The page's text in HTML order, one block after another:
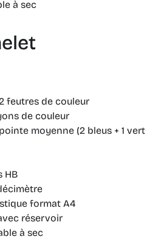
à sec
feutres de couleur
de couleur
moyenne (2 bleus + 1 vert
HB
format A4
réservoir
à sec